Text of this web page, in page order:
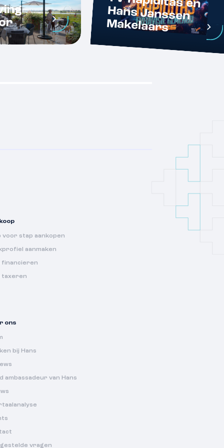
Makelaars
voor stap aankopen
aanmaken
financieren
taxeren
ons
bij Hans
ambassadeur van Hans
vragen